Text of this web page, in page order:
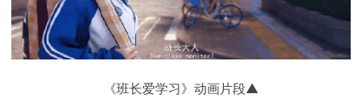
《班长爱学习》动画片段▲